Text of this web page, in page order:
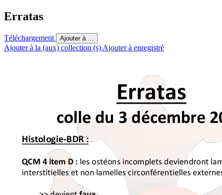
Erratas
Téléchargement Ajouter à ...
Ajouter à la (aux) collection (s) Ajouter à enregistré
Erratas&
colle&du& 3&décembre&
Histologie-BDR&:&!
QCM&4& item& D&: